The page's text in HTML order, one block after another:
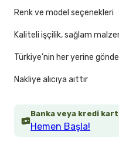
Banka veya kredi
Hemen Başla!
Renk ve model seçenekleri
Kaliteli işçilik, sağlam
Türkiye’nin her yerine
Nakliye alıcıya aıttır